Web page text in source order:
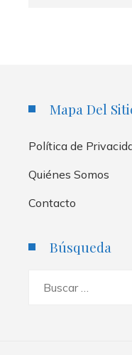
Mapa Del
Política de
Quiénes Somos
Contacto
Búsqueda